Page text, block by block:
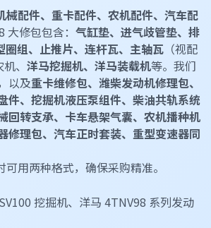
械配件、重卡配件、农机配件、汽车配
修包包含： 气缸垫、进气歧管垫、排
组、止推片、连杆瓦、主轴瓦 （视配
、 洋马挖掘机、洋马装载机等。我们
以及重卡维修包、潍柴发动机修理包、
件、挖掘机液压泵组件、柴油共轨系统
回转支承、卡车悬架气囊、农机播种机
修理包、汽车正时套装、重型变速器同
可用两种格式，确保采购精准。
挖掘机、洋马 4TNV98 系列发动